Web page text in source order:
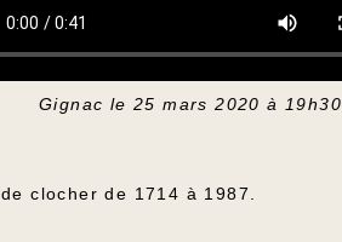
Gignac le 25 mars 2020 à 19h30
clocher de 1714 à 1987.